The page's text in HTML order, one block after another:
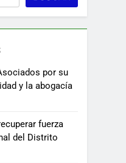
por su
y la abogacía
fuerza
del Distrito